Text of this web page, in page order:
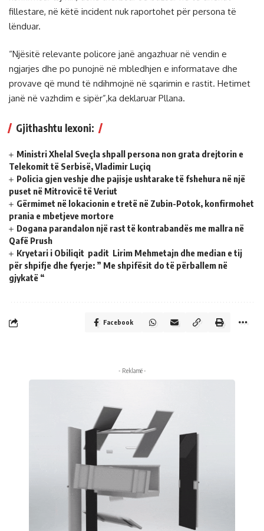
fillestare, në këtë incident nuk raportohet për persona të
lënduar.
“Njësitë relevante policore janë angazhuar në vendin e
ngjarjes dhe po punojnë në mbledhjen e informatave dhe
provave që mund të ndihmojnë në sqarimin e rastit. Hetimet
janë në vazhdim e sipër”,ka deklaruar Pllana.
Gjithashtu lexoni:
Ministri Xhelal Sveçla shpall persona non grata drejtorin e
Telekomit të Serbisë, Vladimir Luçiq
Policia gjen veshje dhe pajisje ushtarake të fshehura në një
puset në Mitrovicë të Veriut
Gërmimet në lokacionin e tretë në Zubin-Potok, konfirmohet
prania e mbetjeve mortore
Dogana parandalon një rast të kontrabandës me mallra në
Qafë Prush
Kryetari i Obiliqit padit Lirim Mehmetajn dhe median e tij
për shpifje dhe fyerje: ” Me shpifësit do të përballem në
gjykatë “
Facebook
- Reklamë -